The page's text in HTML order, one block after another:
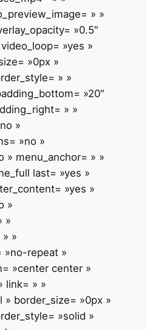
» »
»0.5″
»yes »
»0px »
» »
»20″
» »
»
»no »
» menu_anchor= » »
last= »yes »
»yes »
»
»
»
»no-repeat »
»center center »
link= » »
» border_size= »0px »
»solid »